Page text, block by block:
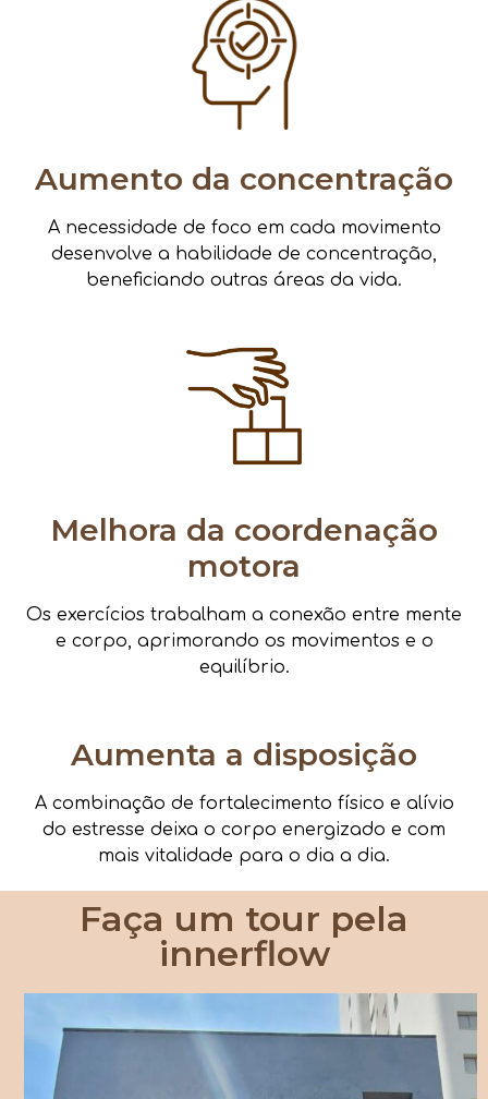
Aumento da concentração
A necessidade de foco em cada movimento
desenvolve a habilidade de concentração,
beneficiando outras áreas da vida.
Melhora da coordenação
motora
Os exercícios trabalham a conexão entre mente
e corpo, aprimorando os movimentos e o
equilíbrio.
Aumenta a disposição
A combinação de fortalecimento físico e alívio
do estresse deixa o corpo energizado e com
mais vitalidade para o dia a dia.
Faça um tour pela
innerflow